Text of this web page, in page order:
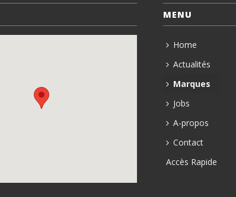
MENU
Home
Actualités
Marques
Jobs
A-propos
Contact
Accès Rapide